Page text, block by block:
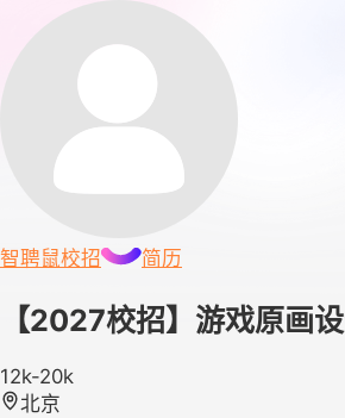
智聘鼠校招 简历
【2027校招】游戏原画
12k-20k
北京